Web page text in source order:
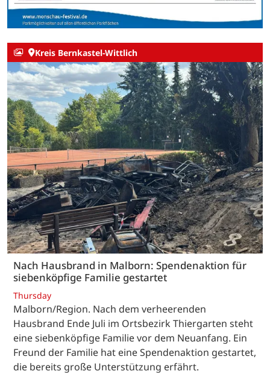
Kreis Bernkastel-Wittlich
Nach Hausbrand in Malborn: Spendenaktion für
siebenköpfige Familie gestartet
Thursday
Malborn/Region. Nach dem verheerenden
Hausbrand Ende Juli im Ortsbezirk Thiergarten steht
eine siebenköpfige Familie vor dem Neuanfang. Ein
Freund der Familie hat eine Spendenaktion gestartet,
die bereits große Unterstützung erfährt.